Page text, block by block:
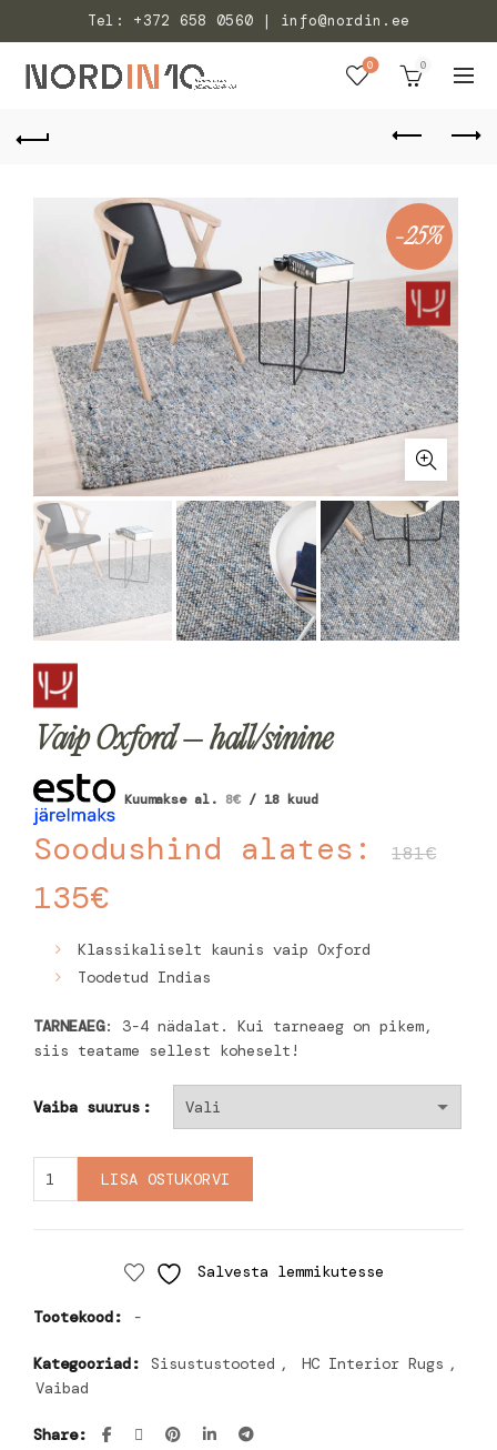
Tel: +372 658 0560 | info@nordin.ee
0 0
-25%
Vaip Oxford – hall/sinine
Kuumakse al. 8€ / 18 kuud
Soodushind alates: 181€
135€
Klassikaliselt kaunis vaip Oxford
Toodetud Indias
TARNEAEG: 3-4 nädalat. Kui tarneaeg on pikem,
siis teatame sellest koheselt!
Vaiba suurus
LISA OSTUKORVI
Salvesta lemmikutesse
Tootekood: -
Kategooriad: Sisustustooted , HC Interior Rugs ,
Vaibad
Share